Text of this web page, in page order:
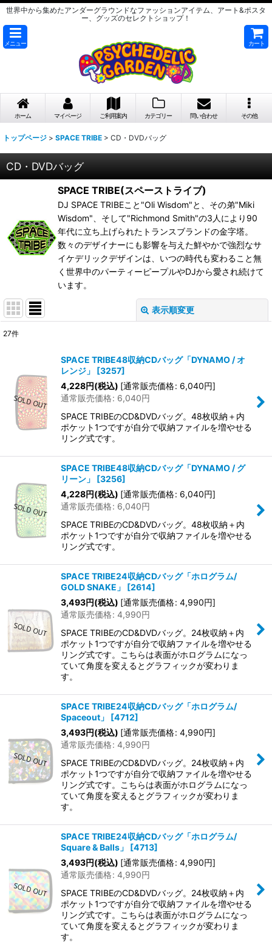
世界中から集めたアンダーグラウンドなファッションアイテム、アート&ポスタ
ー、グッズのセレクトショップ！
メニュー カート
ホーム マイページ ご利用案内 カテゴリー 問い合わせ その他
トップページ > SPACE TRIBE > CD・DVDバッグ
CD・DVDバッグ
SPACE TRIBE(スペーストライブ)
DJ SPACE TRIBEこと"Oli Wisdom"と、その弟"Miki
Wisdom"、そして"Richmond Smith"の3人により90
年代に立ち上げられたトランスブランドの金字塔。
数々のデザイナーにも影響を与えた鮮やかで強烈なサ
イケデリックデザインは、いつの時代も変わること無
く世界中のパーティーピープルやDJから愛され続けて
います。
表示順変更
在庫あり
並び順:
絞り込む
27件
SPACE TRIBE48収納CDバッグ「DYNAMO / オ
レンジ」
[3257]
4,228円(税込) [通常販売価格: 6,040円]
通常販売価格: 6,040円
SPACE TRIBEのCD&DVDバッグ。48枚収納＋内
ポケット1つですが自分で収納ファイルを増やせる
リング式です。
SPACE TRIBE48収納CDバッグ「DYNAMO / グ
リーン」
[3256]
4,228円(税込) [通常販売価格: 6,040円]
通常販売価格: 6,040円
SPACE TRIBEのCD&DVDバッグ。48枚収納＋内
ポケット1つですが自分で収納ファイルを増やせる
リング式です。
SPACE TRIBE24収納CDバッグ「ホログラム/
GOLD SNAKE」
[2614]
3,493円(税込) [通常販売価格: 4,990円]
通常販売価格: 4,990円
SPACE TRIBEのCD&DVDバッグ。24枚収納＋内
ポケット1つですが自分で収納ファイルを増やせる
リング式です。こちらは表面がホログラムになっ
ていて角度を変えるとグラフィックが変わりま
す。
SPACE TRIBE24収納CDバッグ「ホログラム/
Spaceout」
[4712]
3,493円(税込) [通常販売価格: 4,990円]
通常販売価格: 4,990円
SPACE TRIBEのCD&DVDバッグ。24枚収納＋内
ポケット1つですが自分で収納ファイルを増やせる
リング式です。こちらは表面がホログラムになっ
ていて角度を変えるとグラフィックが変わりま
す。
SPACE TRIBE24収納CDバッグ「ホログラム/
Square & Balls」
[4713]
3,493円(税込) [通常販売価格: 4,990円]
通常販売価格: 4,990円
SPACE TRIBEのCD&DVDバッグ。24枚収納＋内
ポケット1つですが自分で収納ファイルを増やせる
リング式です。こちらは表面がホログラムになっ
ていて角度を変えるとグラフィックが変わりま
す。